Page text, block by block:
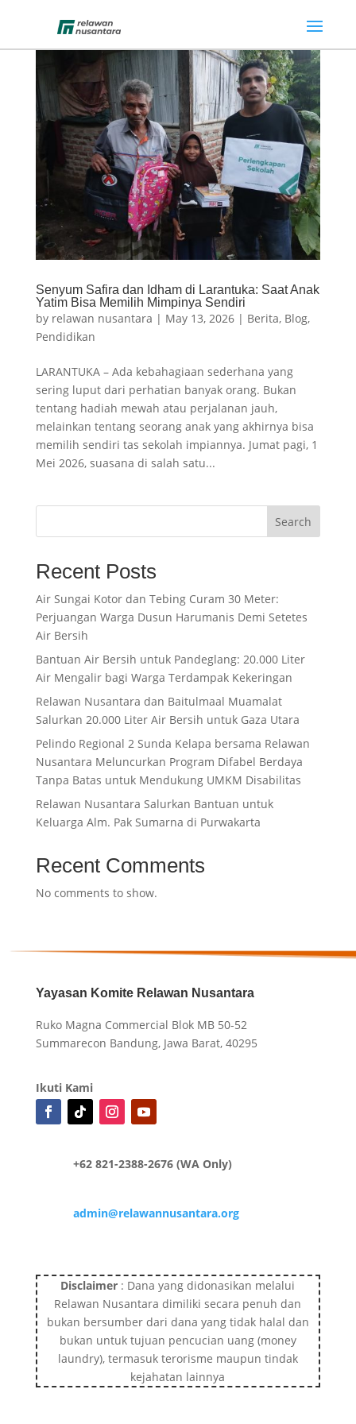
Senyum Safira dan Idham di Larantuka: Saat Anak
Yatim Bisa Memilih Mimpinya Sendiri
by relawan nusantara | May 13, 2026| Berita, Blog,
Pendidikan
LARANTUKA – Ada kebahagiaan sederhana yang
sering luput dari perhatian banyak orang. Bukan
tentang hadiah mewah atau perjalanan jauh,
melainkan tentang seorang anak yang akhirnya bisa
memilih sendiri tas sekolah impiannya. Jumat pagi, 1
Mei 2026, suasana di salah satu...
Search
Recent Posts
Air Sungai Kotor dan Tebing Curam 30 Meter:
Perjuangan Warga Dusun Harumanis Demi Setetes
Air Bersih
Bantuan Air Bersih untuk Pandeglang: 20.000 Liter
Air Mengalir bagi Warga Terdampak Kekeringan
Relawan Nusantara dan Baitulmaal Muamalat
Salurkan 20.000 Liter Air Bersih untuk Gaza Utara
Pelindo Regional 2 Sunda Kelapa bersama Relawan
Nusantara Meluncurkan Program Difabel Berdaya
Tanpa Batas untuk Mendukung UMKM Disabilitas
Relawan Nusantara Salurkan Bantuan untuk
Keluarga Alm. Pak Sumarna di Purwakarta
Recent Comments
No comments to show.
Yayasan Komite Relawan Nusantara
Ruko Magna Commercial Blok MB 50-52
Summarecon Bandung, Jawa Barat, 40295
Ikuti Kami
+62 821-2388-2676 (WA Only)
admin@relawannusantara.org
Disclaimer : Dana yang didonasikan melalui
Relawan Nusantara dimiliki secara penuh dan
bukan bersumber dari dana yang tidak halal dan
bukan untuk tujuan pencucian uang (money
laundry), termasuk terorisme maupun tindak
kejahatan lainnya